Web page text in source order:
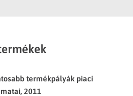
termékpályák piaci
2011